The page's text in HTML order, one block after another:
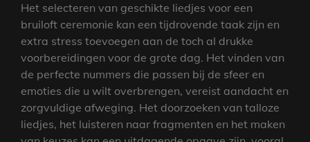
Het selecteren van geschikte liedjes voor een
bruiloft ceremonie kan een tijdrovende taak zijn en
extra stress toevoegen aan de toch al drukke
voorbereidingen voor de grote dag. Het vinden van
de perfecte nummers die passen bij de sfeer en
emoties die u wilt overbrengen, vereist aandacht en
zorgvuldige afweging. Het doorzoeken van talloze
liedjes, het luisteren naar fragmenten en het maken